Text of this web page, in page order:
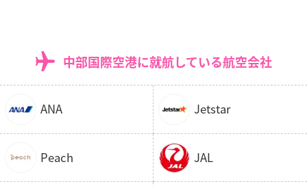
中部国際空港に就航している航空会社
ANA Jetstar
Peach JAL